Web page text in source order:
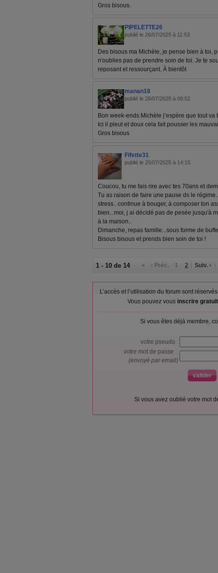
Gros bisous.
PIPELETTE26
publié le 26/07/2025 à 11:53
Des bisous ma Michèle, je pense bien à toi,
n'oublies pas de prendre soin de toi. Je te
reposant et ressourçant. À bientôt
manan18
publié le 26/07/2025 à 08:52
Bon week-ends Michèle j’espère que tout va
Ici il pleut et doux cela fait pousser les
Gros bisous
Fifette31
publié le 25/07/2025 à 14:15
Coucou, tu me fais rire avec tes 70ans et
Tu as raison de faire une pause ds le
stress.. continue à bouger, à composer ton
bien...moi, j ai décidé pas de pesée jusqu'à
à la maison..
Dimanche, repas famille...sous forme de
Bisous bisous et prends bien soin de toi !
1 - 10 de 14 « ‹ Préc. 1 2 Suiv. ›
L’accès et l’utilisation du forum sont
Vous pouvez vous inscrire
Si vous êtes déjà membre,
votre pseudo :
votre mot de passe :
(envoyé par email)
Si vous avez oublié votre mot